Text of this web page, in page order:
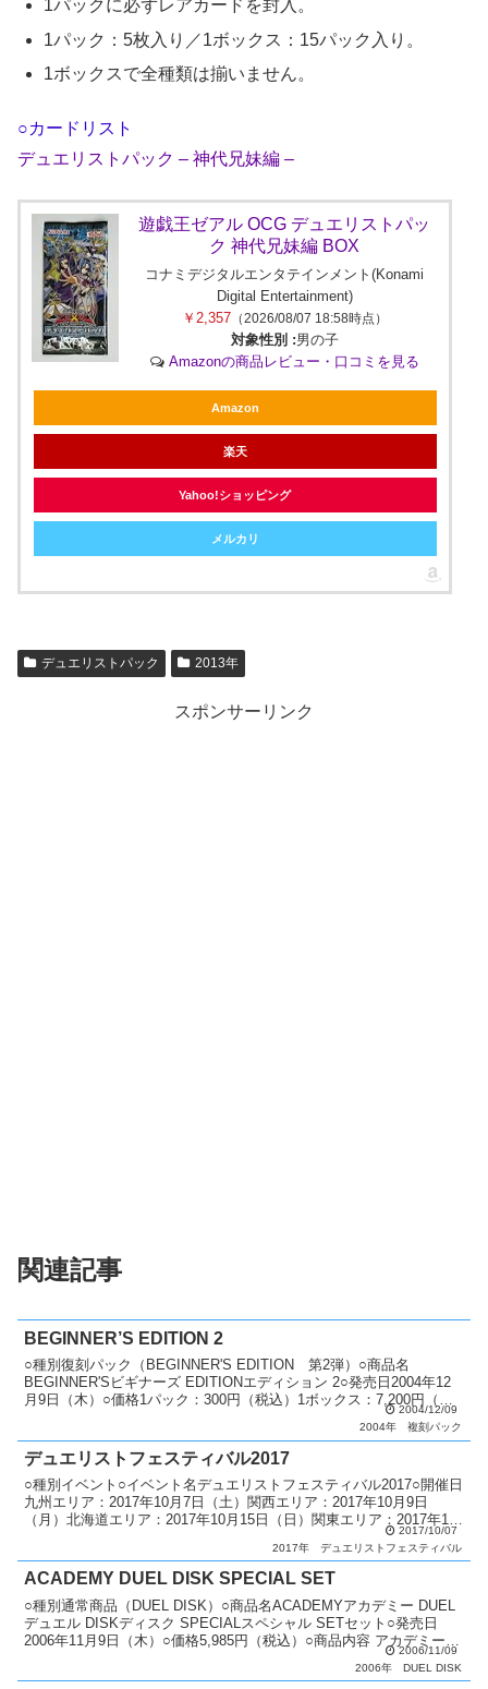
1パックに必ずレアカードを封入。
1パック：5枚入り／1ボックス：15パック入り。
1ボックスで全種類は揃いません。
○カードリスト
デュエリストパック – 神代兄妹編 –
遊戯王ゼアル OCG デュエリストパッ
ク 神代兄妹編 BOX
コナミデジタルエンタテインメント(Konami
Digital Entertainment)
￥2,357（2026/08/07 18:58時点）
対象性別 :男の子
Amazonの商品レビュー・口コミを見る
Amazon
楽天
Yahoo!ショッピング
メルカリ
デュエリストパック 2013年
スポンサーリンク
関連記事
BEGINNER’S EDITION 2
○種別復刻パック（BEGINNER'S EDITION 第2弾）○商品名
BEGINNER'Sビギナーズ EDITIONエディション 2○発売日2004年12
月9日（木）○価格1パック：300円（税込）1ボックス：7,200円（税
2004/12/09
2004年
複刻パック
デュエリストフェスティバル2017
○種別イベント○イベント名デュエリストフェスティバル2017○開催日
九州エリア：2017年10月7日（土）関西エリア：2017年10月9日
（月）北海道エリア：2017年10月15日（日）関東エリア：2017年10
2017/10/07
2017年
デュエリストフェスティバル
ACADEMY DUEL DISK SPECIAL SET
○種別通常商品（DUEL DISK）○商品名ACADEMYアカデミー DUEL
デュエル DISKディスク SPECIALスペシャル SETセット○発売日
2006年11月9日（木）○価格5,985円（税込）○商品内容 アカデミーデ
2006/11/09
2006年
DUEL DISK